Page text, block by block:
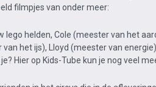
filmpjes van onder meer:
lego helden, Cole (meester van het
het ijs), Lloyd (meester van
Hier op Kids-Tube kun je nog veel